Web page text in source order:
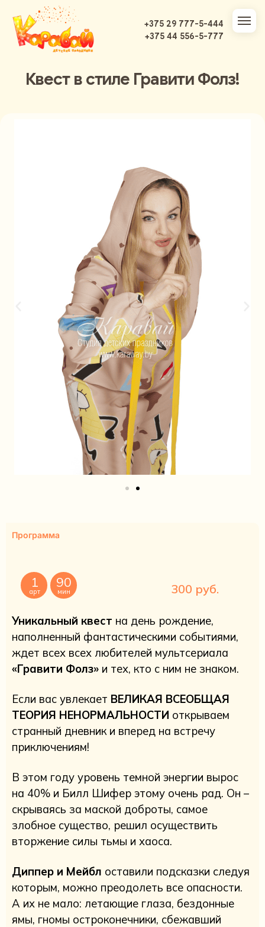
+375 29 777-5-444
+375 44 556-5-777
Квест в стиле Гравити Фолз!
Программа
1
арт
90
мин 300 руб.
Уникальный квест на день рождение,
наполненный фантастическими событиями,
ждет всех всех любителей мультсериала
«Гравити Фолз» и тех, кто с ним не знаком.
Если вас увлекает ВЕЛИКАЯ ВСЕОБЩАЯ
ТЕОРИЯ НЕНОРМАЛЬНОСТИ открываем
странный дневник и вперед на встречу
приключениям!
В этом году уровень темной энергии вырос
на 40% и Билл Шифер этому очень рад. Он –
скрываясь за маской доброты, самое
злобное существо, решил осуществить
вторжение силы тьмы и хаоса.
Диппер и Мейбл оставили подсказки следуя
которым, можно преодолеть все опасности.
А их не мало: летающие глаза, бездонные
ямы, гномы остроконечники, сбежавший